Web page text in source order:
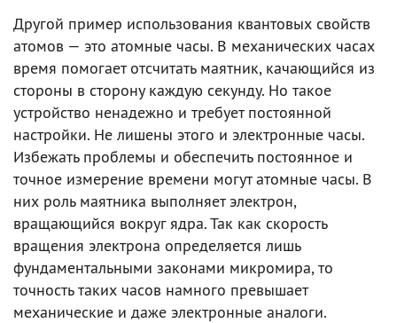
Другой пример использования квантовых свойств
атомов — это атомные часы. В механических часах
время помогает отсчитать маятник, качающийся из
стороны в сторону каждую секунду. Но такое
устройство ненадежно и требует постоянной
настройки. Не лишены этого и электронные часы.
Избежать проблемы и обеспечить постоянное и
точное измерение времени могут атомные часы. В
них роль маятника выполняет электрон,
вращающийся вокруг ядра. Так как скорость
вращения электрона определяется лишь
фундаментальными законами микромира, то
точность таких часов намного превышает
механические и даже электронные аналоги.